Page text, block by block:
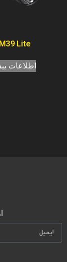
Lite
اطلاعات